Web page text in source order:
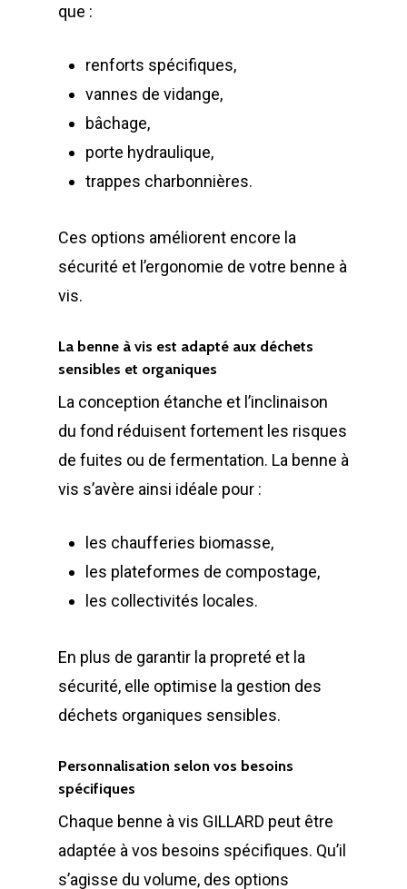
que :
renforts spécifiques,
vannes de vidange,
bâchage,
porte hydraulique,
trappes charbonnières.
Ces options améliorent encore la
sécurité et l’ergonomie de votre benne à
vis.
La benne à vis est adapté aux déchets
sensibles et organiques
La conception étanche et l’inclinaison
du fond réduisent fortement les risques
de fuites ou de fermentation. La benne à
vis s’avère ainsi idéale pour :
les chaufferies biomasse,
les plateformes de compostage,
les collectivités locales.
En plus de garantir la propreté et la
sécurité, elle optimise la gestion des
déchets organiques sensibles.
Personnalisation selon vos besoins
spécifiques
Chaque benne à vis GILLARD peut être
adaptée à vos besoins spécifiques. Qu’il
s’agisse du volume, des options
LA SOCIÉTÉ
PRODUITS